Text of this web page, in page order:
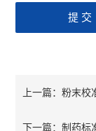
上一篇：粉末校
下一篇：制药标